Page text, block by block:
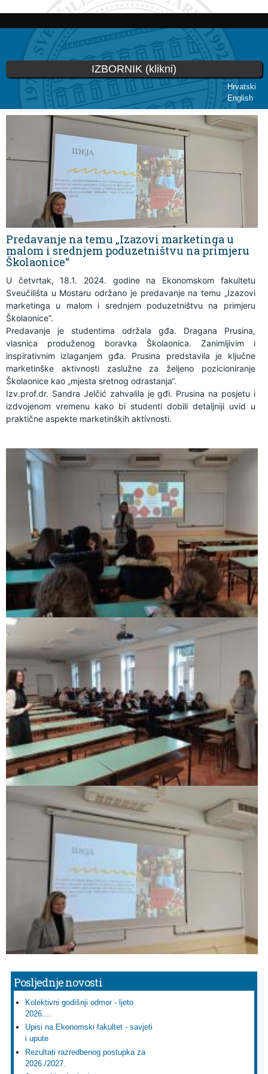
Skoči
glavni
sadržaj
Hrvatski
English
IZBORNIK (klikni)
Vi ste ovdje
Predavanje na temu „Izazovi marketinga u
malom i srednjem poduzetništvu na primjeru
Školaonice“
U četvrtak, 18.1. 2024. godine na Ekonomskom fakultetu
Sveučilišta u Mostaru održano je predavanje na temu „Izazovi
marketinga u malom i srednjem poduzetništvu na primjeru
Školaonice“.
Predavanje je studentima održala gđa. Dragana Prusina,
vlasnica produženog boravka Školaonica. Zanimljivim i
inspirativnim izlaganjem gđa. Prusina predstavila je ključne
marketinške aktivnosti zaslužne za željeno pozicioniranje
Školaonice kao „mjesta sretnog odrastanja“.
Izv.prof.dr. Sandra Jelčić zahvalila je gđi. Prusina na posjetu i
izdvojenom vremenu kako bi studenti dobili detaljniji uvid u
praktične aspekte marketinških aktivnosti.
Posljednje novosti
Kolektivni godišnji odmor - ljeto
2026....
Upisi na Ekonomski fakultet - savjeti
i upute
Rezultati razredbenog postupka za
2026./2027.